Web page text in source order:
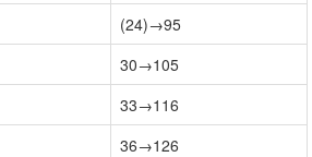
(24)→95
30→105
33→116
36→126